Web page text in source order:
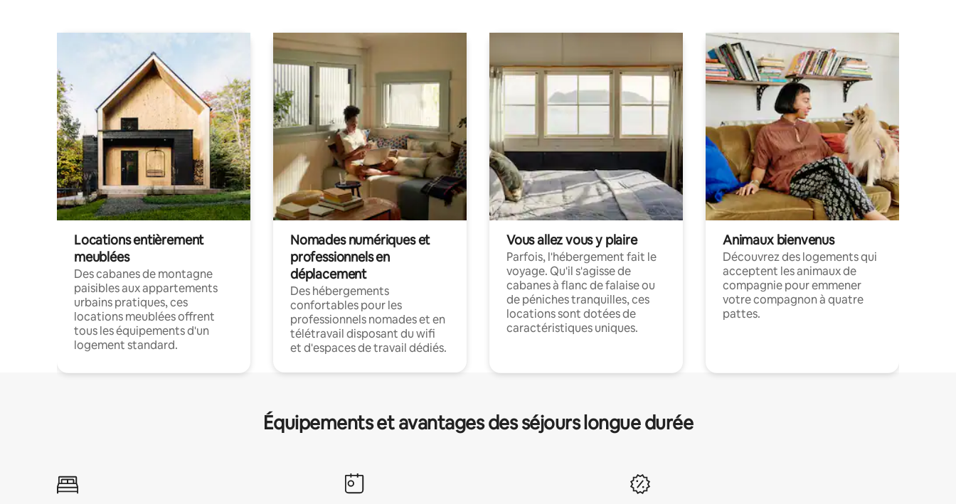
Locations entièrement
meublées
Des cabanes de montagne
paisibles aux appartements
urbains pratiques, ces
locations meublées offrent
tous les équipements d'un
logement standard.
Nomades numériques et
professionnels en
déplacement
Des hébergements
confortables pour les
professionnels nomades et en
télétravail disposant du wifi
et d'espaces de travail dédiés.
Vous allez vous y plaire
Parfois, l'hébergement fait le
voyage. Qu'il s'agisse de
cabanes à flanc de falaise ou
de péniches tranquilles, ces
locations sont dotées de
caractéristiques uniques.
Animaux bienvenus
Découvrez des logements qui
acceptent les animaux de
compagnie pour emmener
votre compagnon à quatre
pattes.
Équipements et avantages des séjours longue durée